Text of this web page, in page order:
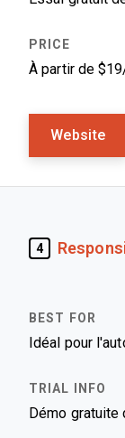
À partir de
Website
4
Idéal pour
Démo